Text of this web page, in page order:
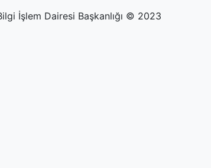
İşlem Dairesi Başkanlığı © 2023